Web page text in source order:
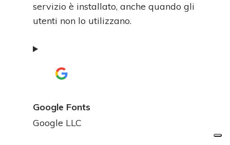
servizio è installato, anche quando gli
utenti non lo utilizzano.
Google Fonts
Azienda:
Google LLC